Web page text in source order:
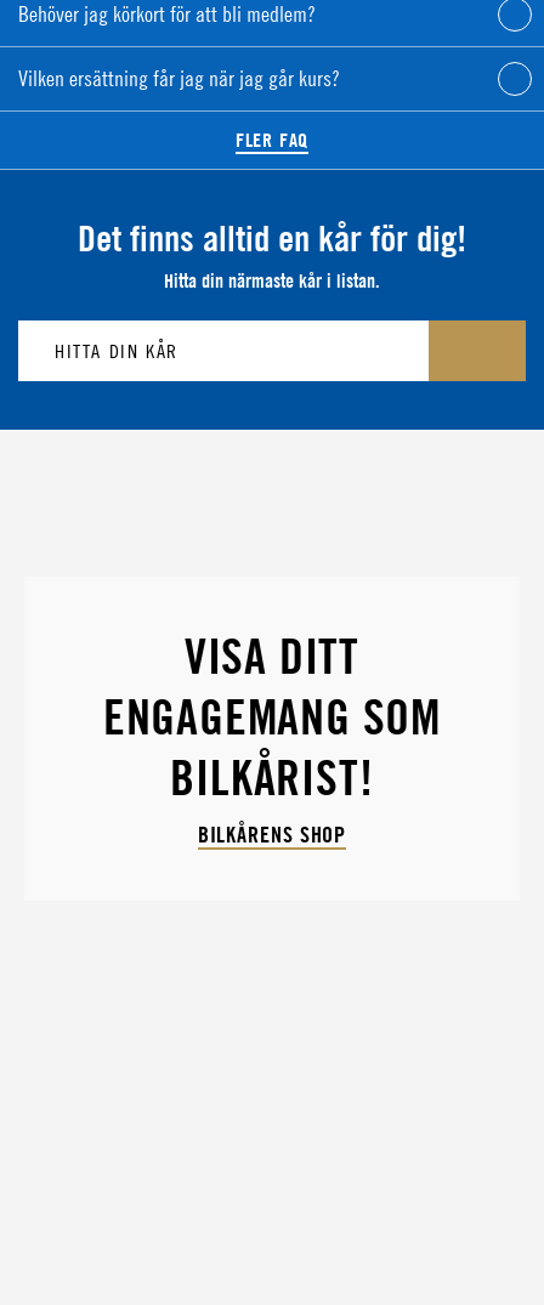
Behöver jag körkort för att bli medlem?
Vilken ersättning får jag när jag går kurs?
FLER FAQ
Det finns alltid en kår för dig!
Hitta din närmaste kår i listan.
VISA DITT
ENGAGEMANG SOM
BILKÅRIST!
BILKÅRENS SHOP